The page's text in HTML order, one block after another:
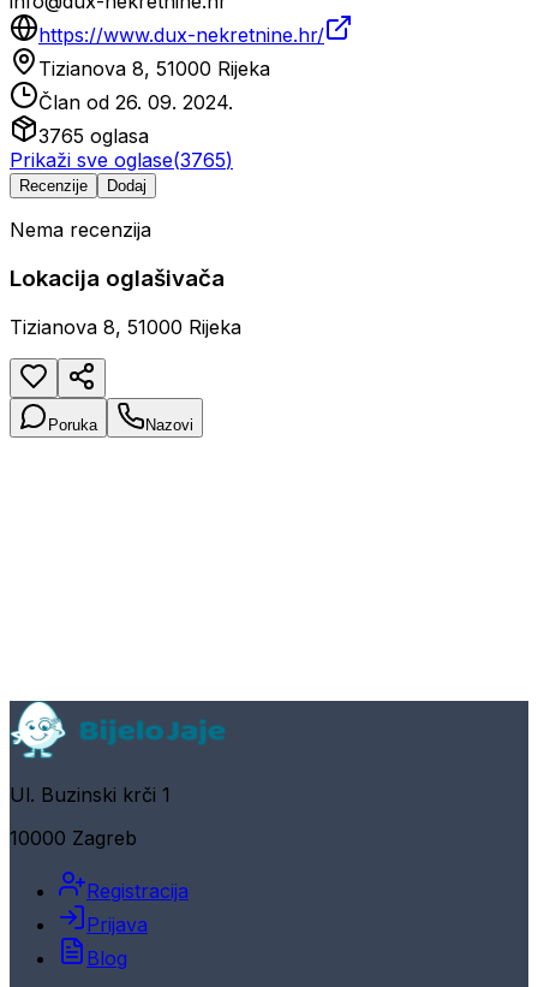
https://www.dux-nekretnine.hr/
Tizianova 8, 51000 Rijeka
Član od 26. 09. 2024.
3765 oglasa
Prikaži sve oglase(3765)
Recenzije Dodaj
Nema recenzija
Lokacija oglašivača
Tizianova 8, 51000 Rijeka
Poruka Nazovi
Ul. Buzinski krči 1
10000 Zagreb
Registracija
Prijava
Blog